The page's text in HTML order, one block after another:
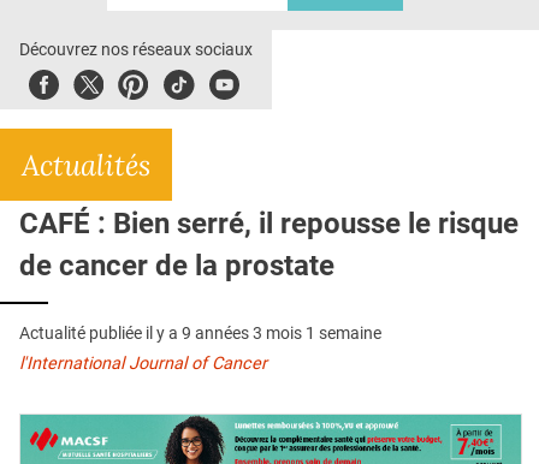
E-REVUE SAD
L'APP
QUI SOMMES-NOUS ?
PUBLICITÉ
CONDITIONS GÉNÉRALES
CONTACT
Découvrez nos réseaux sociaux
FacebookTwitterPinterest
TiktokYoubute
Actualités
CAFÉ : Bien serré, il repousse le risque
de cancer de la prostate
Actualité publiée il y a 9 années 3 mois 1 semaine
l'International Journal of Cancer